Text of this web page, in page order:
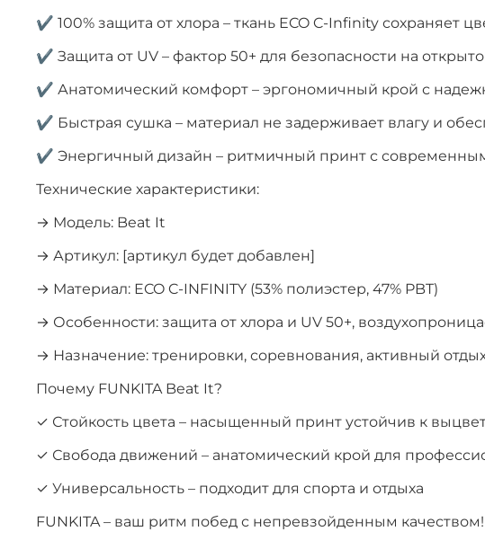
✔ 100% защита от хлора – ткань ECO C-Infinity сохраняет
✔ Защита от UV – фактор 50+ для безопасности на
✔ Анатомический комфорт – эргономичный крой с
✔ Быстрая сушка – материал не задерживает влагу и
✔ Энергичный дизайн – ритмичный принт с
Технические характеристики:
→ Модель: Beat It
→ Артикул: [артикул будет добавлен]
→ Материал: ECO C-INFINITY (53% полиэстер, 47% PBT)
→ Особенности: защита от хлора и UV 50+,
→ Назначение: тренировки, соревнования, активный
Почему FUNKITA Beat It?
✓ Стойкость цвета – насыщенный принт устойчив к
✓ Свобода движений – анатомический крой для
✓ Универсальность – подходит для спорта и отдыха
FUNKITA – ваш ритм побед с непревзойденным качеством!